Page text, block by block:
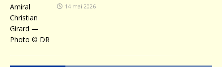
14 mai 2026